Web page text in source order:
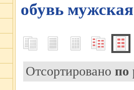
обувь
Отсортировано по